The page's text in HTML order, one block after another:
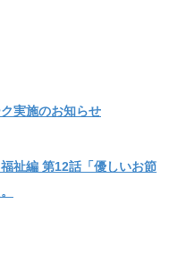
実施のお知らせ
祉編 第12話「優しいお節